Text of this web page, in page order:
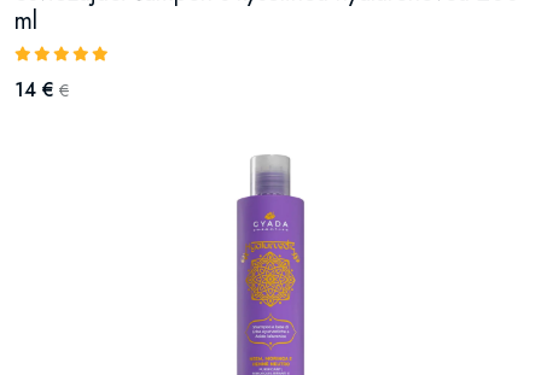
ml
14 € €